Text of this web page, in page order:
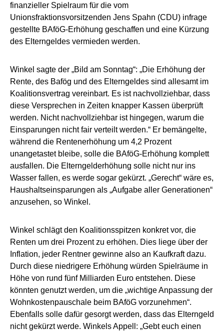
finanzieller Spielraum für die vom
Unionsfraktionsvorsitzenden Jens Spahn (CDU) infrage
gestellte BAföG-Erhöhung geschaffen und eine Kürzung
des Elterngeldes vermieden werden.
Winkel sagte der „Bild am Sonntag“: „Die Erhöhung der
Rente, des Bafög und des Elterngeldes sind allesamt im
Koalitionsvertrag vereinbart. Es ist nachvollziehbar, dass
diese Versprechen in Zeiten knapper Kassen überprüft
werden. Nicht nachvollziehbar ist hingegen, warum die
Einsparungen nicht fair verteilt werden.“ Er bemängelte,
während die Rentenerhöhung um 4,2 Prozent
unangetastet bleibe, solle die BAföG-Erhöhung komplett
ausfallen. Die Elterngelderhöhung solle nicht nur ins
Wasser fallen, es werde sogar gekürzt. „Gerecht“ wäre es,
Haushaltseinsparungen als „Aufgabe aller Generationen“
anzusehen, so Winkel.
Winkel schlägt den Koalitionsspitzen konkret vor, die
Renten um drei Prozent zu erhöhen. Dies liege über der
Inflation, jeder Rentner gewinne also an Kaufkraft dazu.
Durch diese niedrigere Erhöhung würden Spielräume in
Höhe von rund fünf Milliarden Euro entstehen. Diese
könnten genutzt werden, um die „wichtige Anpassung der
Wohnkostenpauschale beim BAföG vorzunehmen“.
Ebenfalls solle dafür gesorgt werden, dass das Elterngeld
nicht gekürzt werde. Winkels Appell: „Gebt euch einen